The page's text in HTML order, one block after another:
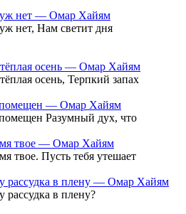
уж нет — Омар Хайям
нет, Нам светит дня
осень — Омар Хайям
осень, Терпкий запах
помещен — Омар Хайям
Разумный дух, что
твое — Омар Хайям
твое. Пусть тебя утешает
рассудка в плену — Омар Хайям
рассудка в плену?